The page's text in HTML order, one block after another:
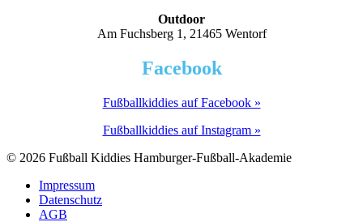
Outdoor
Am Fuchsberg 1, 21465 Wentorf
Facebook
Fußballkiddies auf Facebook »
Fußballkiddies auf Instagram »
© 2026 Fußball Kiddies Hamburger-Fußball-Akademie
Impressum
Datenschutz
AGB